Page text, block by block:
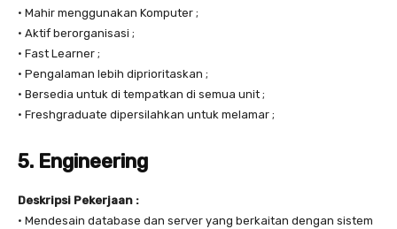
• Mahir menggunakan Komputer ;
• Aktif berorganisasi ;
• Fast Learner ;
• Pengalaman lebih diprioritaskan ;
• Bersedia untuk di tempatkan di semua unit ;
• Freshgraduate dipersilahkan untuk melamar ;
5. Engineering
Deskripsi Pekerjaan :
• Mendesain database dan server yang berkaitan dengan sistem